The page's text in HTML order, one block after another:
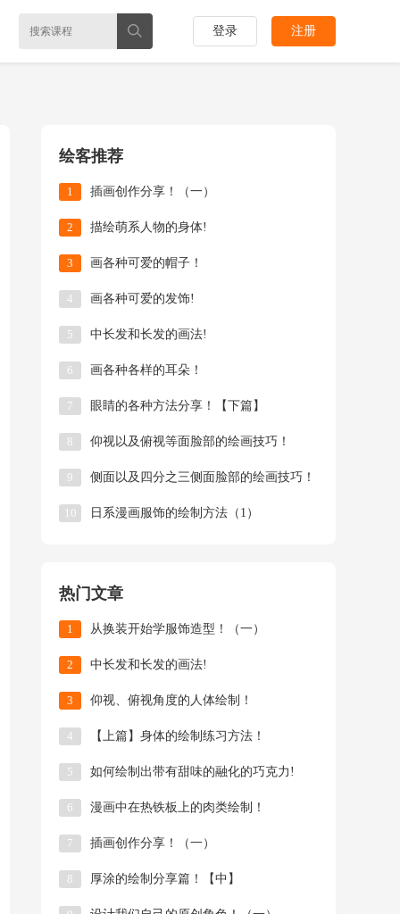
登录 注册
绘客推荐
1 插画创作分享！（一）
2 描绘萌系人物的身体!
3 画各种可爱的帽子！
4 画各种可爱的发饰!
5 中长发和长发的画法!
6 画各种各样的耳朵！
7 眼睛的各种方法分享！【下篇】
8 仰视以及俯视等面脸部的绘画技巧！
9 侧面以及四分之三侧面脸部的绘画技巧！
10 日系漫画服饰的绘制方法（1）
热门文章
1 从换装开始学服饰造型！（一）
2 中长发和长发的画法!
3 仰视、俯视角度的人体绘制！
4 【上篇】身体的绘制练习方法！
5 如何绘制出带有甜味的融化的巧克力!
6 漫画中在热铁板上的肉类绘制！
7 插画创作分享！（一）
8 厚涂的绘制分享篇！【中】